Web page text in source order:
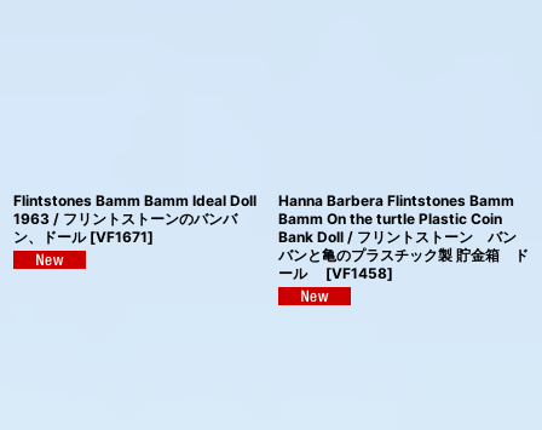
Flintstones Bamm Bamm Ideal Doll
1963 / フリントストーンのバンバ
ン、ドール [VF1671]
Hanna Barbera Flintstones Bamm
Bamm On the turtle Plastic Coin
Bank Doll / フリントストーン バン
バンと亀のプラスチック製 貯金箱 ド
ール
[VF1458]